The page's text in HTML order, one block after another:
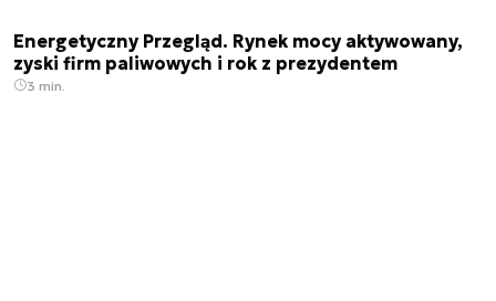
Energetyczny Przegląd. Rynek mocy aktywowany,
zyski firm paliwowych i rok z prezydentem
3 min.